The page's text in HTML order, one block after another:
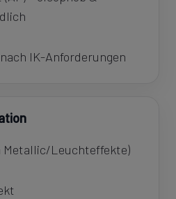
IK-Anforderungen
Metallic/Leuchteffekte)